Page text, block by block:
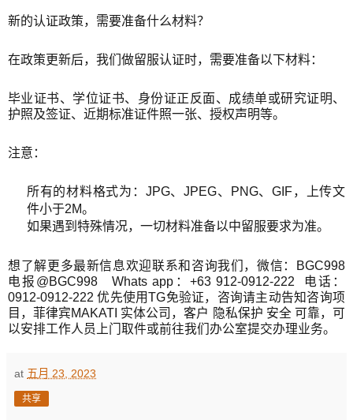
新的认证政策，需要准备什么材料？
在政策更新后，我们做留服认证时，需要准备以下材料：
毕业证书、学位证书、身份证正反面、成绩单或研究证明、
护照及签证、近期标准证件照一张、授权声明等。
注意：
所有的材料格式为：JPG、JPEG、PNG、GIF，上传文
件小于2M。
如果遇到特殊情况，一切材料准备以中留服要求为准。
想了解更多最新信息欢迎联系和咨询我们，微信：BGC998
电报@BGC998 Whats app：+63 912-0912-222 电话：
0912-0912-222 优先使用TG免验证，咨询请主动告知咨询项
目，菲律宾MAKATI 实体公司，客户 隐私保护 安全 可靠，可
以安排工作人员上门取件或前往我们办公室提交办理业务。
at 五月 23, 2023
共享